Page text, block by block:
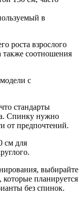
в
роста взрослого
также соотношения
с
стандарты
Спинку нужно
от предпочтений.
см для
выбирайте
планируется
без спинок.